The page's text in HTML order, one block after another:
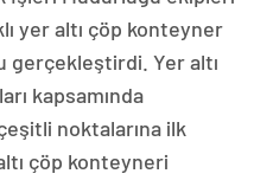
yer altı çöp konteyner
Yer altı
kapsamında
noktalarına ilk
çöp konteyneri